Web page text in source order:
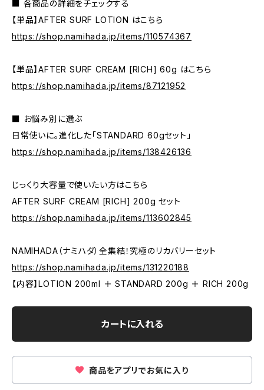
■ 各商品の詳細をチェックする
【単品】AFTER SURF LOTION はこちら
https://shop.namihada.jp/items/110574367
【単品】AFTER SURF CREAM [RICH] 60g はこちら
https://shop.namihada.jp/items/87121952
■ お悩み別に選ぶ
日常使いに。進化した「STANDARD 60gセット」
https://shop.namihada.jp/items/138426136
じっくり大容量で使いたい方はこちら
AFTER SURF CREAM [RICH] 200g セット
https://shop.namihada.jp/items/113602845
NAMIHADA（ナミハダ）全集結！究極のリカバリーセット
https://shop.namihada.jp/items/131220188
【内容】LOTION 200ml ＋ STANDARD 200g ＋ RICH 200g
カートに入れる
商品をアプリでお気に入り